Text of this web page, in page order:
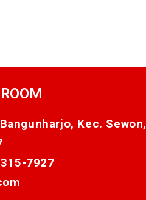
Kec. Sewon,
7927